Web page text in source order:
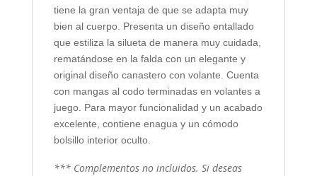
tiene la gran ventaja de que se adapta muy
bien al cuerpo. Presenta un diseño entallado
que estiliza la silueta de manera muy cuidada,
rematándose en la falda con un elegante y
original diseño canastero con volante. Cuenta
con mangas al codo terminadas en volantes a
juego. Para mayor funcionalidad y un acabado
excelente, contiene enagua y un cómodo
bolsillo interior oculto.
*** Complementos no incluidos. Si deseas